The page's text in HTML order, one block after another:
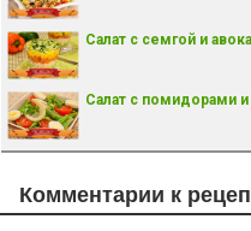
Салат с семгой и
Салат с помидорами
Комментарии к